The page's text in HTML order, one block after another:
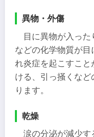
異物・外傷
目に異物が入っ
などの化学物質が目
れ炎症を起こすこ
ける、引っ掻くな
ります。
乾燥
涙の分泌が減少